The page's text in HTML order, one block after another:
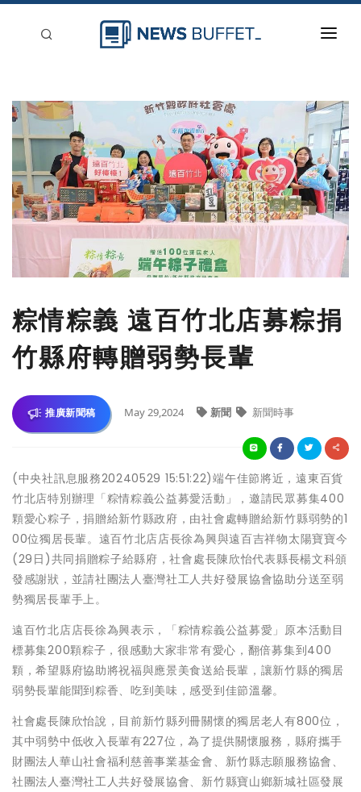
新聞稿分類
登入
刊登
粽情粽義 遠百竹北店募粽捐
竹縣府轉贈弱勢長輩
推廣新聞稿 May 29,2024 新聞 新聞時事
(中央社訊息服務20240529 15:51:22)端午佳節將近，遠東百貨
竹北店特別辦理「粽情粽義公益募愛活動」，邀請民眾募集400
顆愛心粽子，捐贈給新竹縣政府，由社會處轉贈給新竹縣弱勢的1
00位獨居長輩。遠百竹北店店長徐為興與遠百吉祥物太陽寶寶今
(29日)共同捐贈粽子給縣府，社會處長陳欣怡代表縣長楊文科頒
發感謝狀，並請社團法人臺灣社工人共好發展協會協助分送至弱
勢獨居長輩手上。
遠百竹北店店長徐為興表示，「粽情粽義公益募愛」原本活動目
標募集200顆粽子，很感動大家非常有愛心，翻倍募集到400
顆，希望縣府協助將祝福與應景美食送給長輩，讓新竹縣的獨居
弱勢長輩能聞到粽香、吃到美味，感受到佳節溫馨。
社會處長陳欣怡說，目前新竹縣列冊關懷的獨居老人有800位，
其中弱勢中低收入長輩有227位，為了提供關懷服務，縣府攜手
財團法人華山社會福利慈善事業基金會、新竹縣志願服務協會、
社團法人臺灣社工人共好發展協會、新竹縣寶山鄉新城社區發展